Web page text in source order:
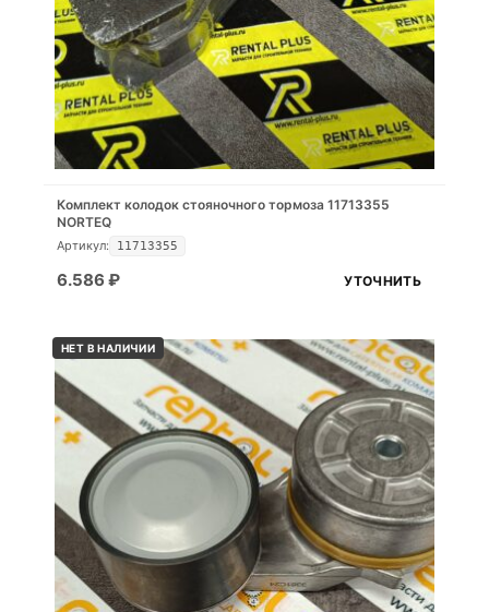
Комплект колодок стояночного тормоза 11713355
NORTEQ
Артикул: 11713355
6.586 ₽ УТОЧНИТЬ
НЕТ В НАЛИЧИИ